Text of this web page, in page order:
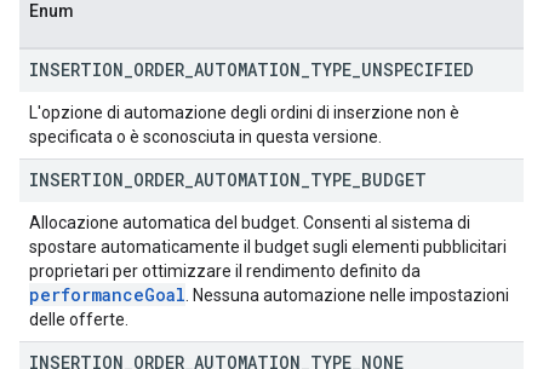
Enum
INSERTION ORDER AUTOMATION TYPE UNSPECIFIED
L'opzione di automazione degli ordini di inserzione non è
specificata o è sconosciuta in questa versione.
INSERTION ORDER AUTOMATION TYPE BUDGET
Allocazione automatica del budget. Consenti al sistema di
spostare automaticamente il budget sugli elementi pubblicitari
proprietari per ottimizzare il rendimento definito da
performanceGoal . Nessuna automazione nelle impostazioni
delle offerte.
INSERTION ORDER AUTOMATION TYPE NONE